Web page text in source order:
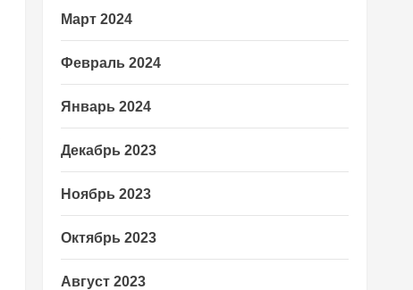
Март 2024
Февраль 2024
Январь 2024
Декабрь 2023
Ноябрь 2023
Октябрь 2023
Август 2023